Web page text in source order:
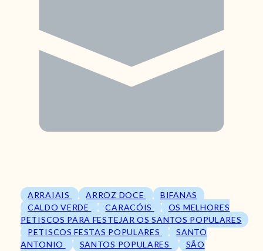
ARRAIAIS ARROZ DOCE
BIFANAS
CALDO VERDE
CARACÓIS
OS MELHORES
PETISCOS PARA FESTEJAR OS SANTOS POPULARES
PETISCOS FESTAS POPULARES
SANTO
ANTONIO
SANTOS POPULARES
SÃO